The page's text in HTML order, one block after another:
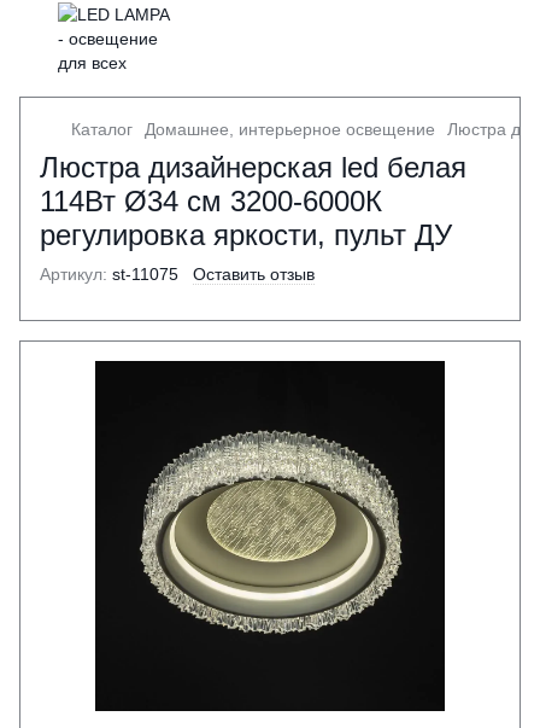
Каталог Домашнее, интерьерное освещение Люстра
Люстра дизайнерская led белая
114Вт Ø34 см 3200-6000К
регулировка яркости, пульт ДУ
Артикул: st-11075 Оставить отзыв